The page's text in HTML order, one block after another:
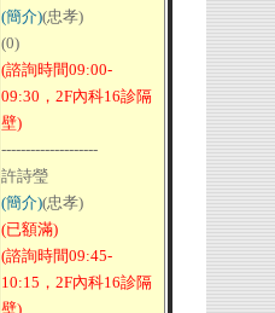
(簡介)(忠孝)
(0)
(諮詢時間09:00-
09:30，2F內科16診隔
壁)
--------------------
許詩瑩
(簡介)(忠孝)
(已額滿)
(諮詢時間09:45-
10:15，2F內科16診隔
壁)